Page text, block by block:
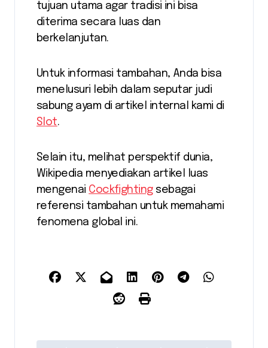
tujuan utama agar tradisi ini bisa
diterima secara luas dan
berkelanjutan.
Untuk informasi tambahan, Anda bisa
menelusuri lebih dalam seputar judi
sabung ayam di artikel internal kami di
Slot.
Selain itu, melihat perspektif dunia,
Wikipedia menyediakan artikel luas
mengenai Cockfightingsebagai
referensi tambahan untuk memahami
fenomena global ini.